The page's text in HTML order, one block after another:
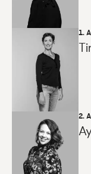
1.
2.